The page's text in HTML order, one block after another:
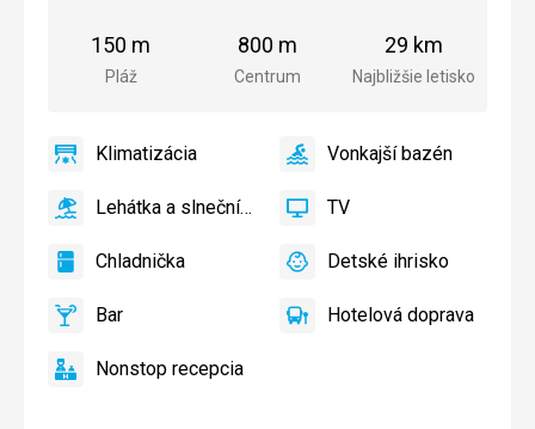
pláže
Pláž
150 m
centra
Centrum
800 m
letiska
Najbližšie letisko
29 km
Klimatizácia
Klimatizácia
áno
VonkajšíVonkajší bazén
áno
Lehátka
slnečníky
bazéne
Lehátka a slnečníky pri bazéne zadarmo
áno TV TV
áno
Chladnička
Chladnička
áno
Detské
Detský
Detské ihrisko
áno
Bar Bar
áno
HotelováHotelová doprava
áno
NonstopNonstop recepcia
áno